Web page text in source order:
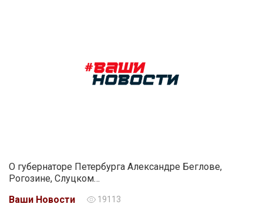
О губернаторе Петербурга Александре Беглове,
Рогозине, Слуцком…
Ваши Новости
19113